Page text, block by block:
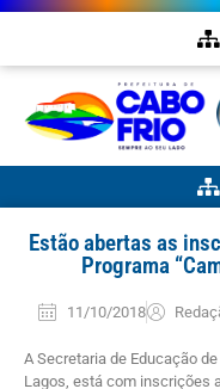
Estão abertas as
Programa
11/10/2018
A Secretaria de Educação
Lagos, está com inscrições